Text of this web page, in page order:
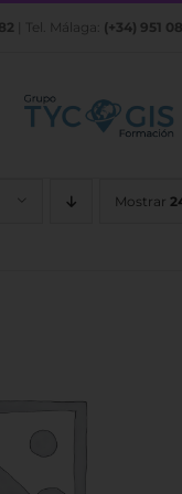
| Tel. Málaga: (+34) 951
Mostrar